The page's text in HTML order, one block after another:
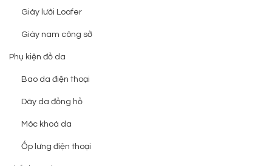
Giày lười Loafer
Giày nam công sở
Phụ kiện đồ da
Bao da điện thoại
Dây da đồng hồ
Móc khoá da
Ốp lưng điện thoại